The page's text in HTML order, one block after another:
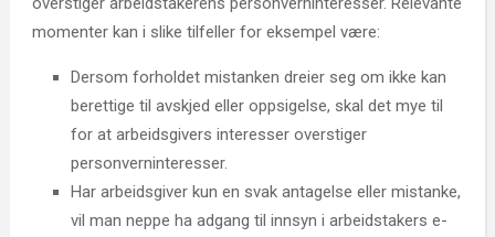
momenter kan i slike tilfeller for eksempel være:
Dersom forholdet mistanken dreier seg om ikke kan
berettige til avskjed eller oppsigelse, skal det mye til
for at arbeidsgivers interesser overstiger
personverninteresser.
Har arbeidsgiver kun en svak antagelse eller mistanke,
vil man neppe ha adgang til innsyn i arbeidstakers e-